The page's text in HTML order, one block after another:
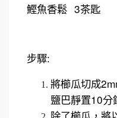
鰹魚香鬆 3茶匙
步驟:
將櫛瓜切成
鹽巴靜置10分